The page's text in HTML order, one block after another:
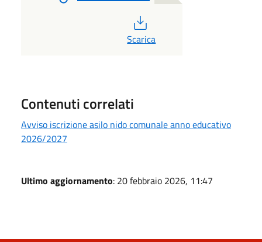
Scarica
Contenuti correlati
Avviso iscrizione asilo nido comunale anno educativo
2026/2027
Ultimo aggiornamento: 20 febbraio 2026, 11:47